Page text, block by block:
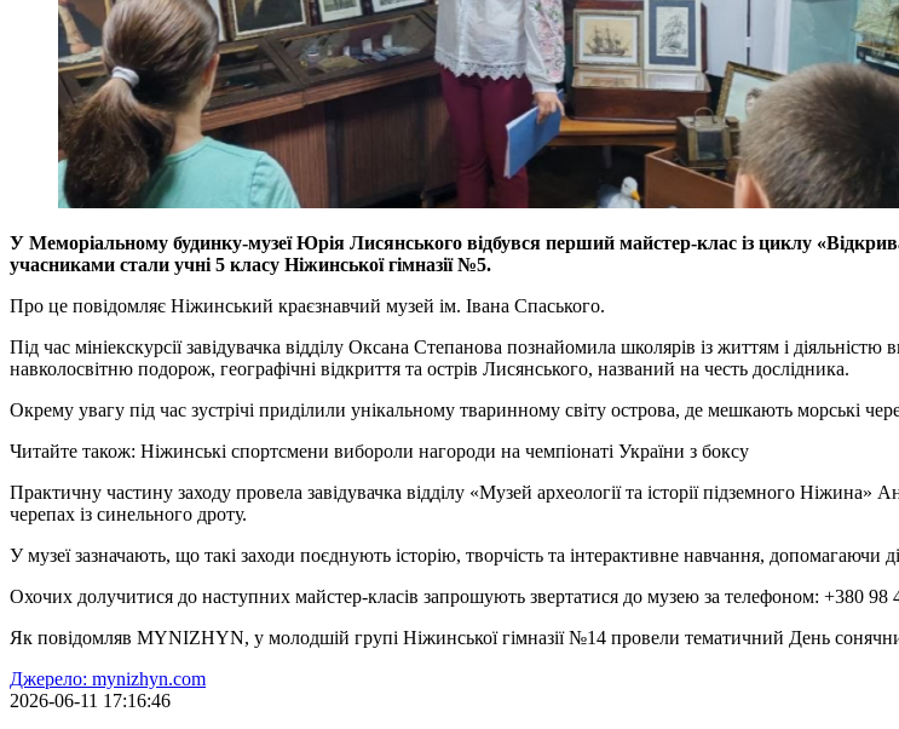
У Меморіальному будинку-музеї Юрія Лисянського відбувся перший майстер-клас із циклу
учасниками стали учні 5 класу Ніжинської гімназії №5.
Про це повідомляє Ніжинський краєзнавчий музей ім. Івана Спаського.
Під час мініекскурсії завідувачка відділу Оксана Степанова познайомила школярів із життям і
навколосвітню подорож, географічні відкриття та острів Лисянського, названий на честь дослідника.
Окрему увагу під час зустрічі приділили унікальному тваринному світу острова, де мешкають морські
Читайте також: Ніжинські спортсмени вибороли нагороди на чемпіонаті України з боксу
Практичну частину заходу провела завідувачка відділу «Музей археології та історії підземного
черепах із синельного дроту.
У музеї зазначають, що такі заходи поєднують історію, творчість та інтерактивне навчання,
Охочих долучитися до наступних майстер-класів запрошують звертатися до музею за телефоном: +380 98
Як повідомляв MYNIZHYN, у молодшій групі Ніжинської гімназії №14 провели тематичний День
Джерело: mynizhyn.com
2026-06-11 17:16:46